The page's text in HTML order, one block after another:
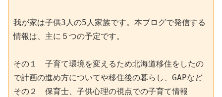
我が家は子供3人の5人家族です。本ブログで発信する
情報は、主に５つの予定です。
その１　子育て環境を変えるため北海道移住をしたの
で計画の進め方についてや移住後の暮らし、GAPなど
その２　保育士、子供心理の視点での子育て情報